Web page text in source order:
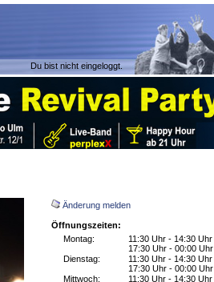
Du bist nicht eingeloggt.
Änderung melden
Öffnungszeiten:
Montag:
11:30 Uhr - 14:30 Uhr
17:30 Uhr - 00:00 Uhr
Dienstag:
11:30 Uhr - 14:30 Uhr
17:30 Uhr - 00:00 Uhr
Mittwoch:
11:30 Uhr - 14:30 Uhr